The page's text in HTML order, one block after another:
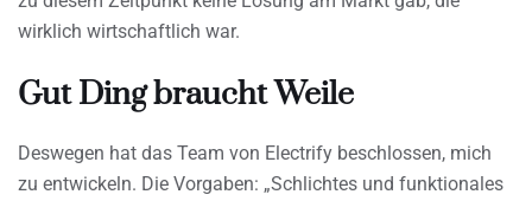
wirklich wirtschaftlich war.
Gut Ding braucht Weile
Deswegen hat das Team von Electrify beschlossen, mich
zu entwickeln. Die Vorgaben: „Schlichtes und funktionales